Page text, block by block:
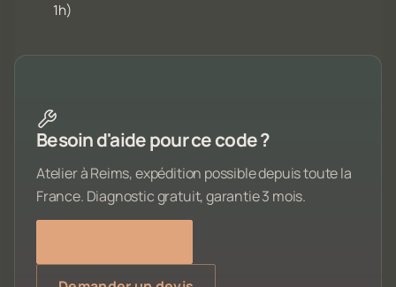
1h)
Besoin d'aide pour ce code ?
Atelier à Reims, expédition possible depuis toute la
France. Diagnostic gratuit, garantie 3 mois.